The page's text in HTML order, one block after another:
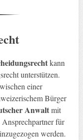
kann
unterstützen.
einer
Bürger
Anwaltmit
für
werden.